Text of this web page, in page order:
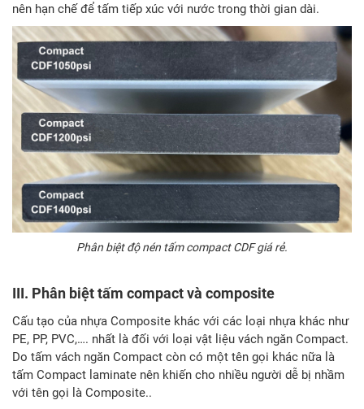
nên hạn chế để tấm tiếp xúc với nước trong thời gian dài.
Phân biệt độ nén tấm compact CDF giá rẻ.
III. Phân biệt tấm compact và composite
Cấu tạo của nhựa Composite khác với các loại nhựa khác như
PE, PP, PVC,…. nhất là đối với loại vật liệu vách ngăn Compact.
Do tấm vách ngăn Compact còn có một tên gọi khác nữa là
tấm Compact laminate nên khiến cho nhiều người dễ bị nhầm
với tên gọi là Composite..